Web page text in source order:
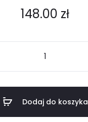
148.00 zł
Dodaj do koszyka